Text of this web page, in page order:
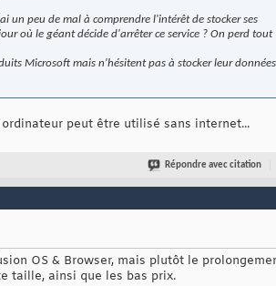
un peu de mal à comprendre l'intérêt de stocker ses
où le géant décide d'arrêter ce service ? On perd tout
Microsoft mais n'hésitent pas à stocker leur
peut être utilisé sans internet...
Répondre avec citation
OS & Browser, mais plutôt le
taille, ainsi que les bas prix.